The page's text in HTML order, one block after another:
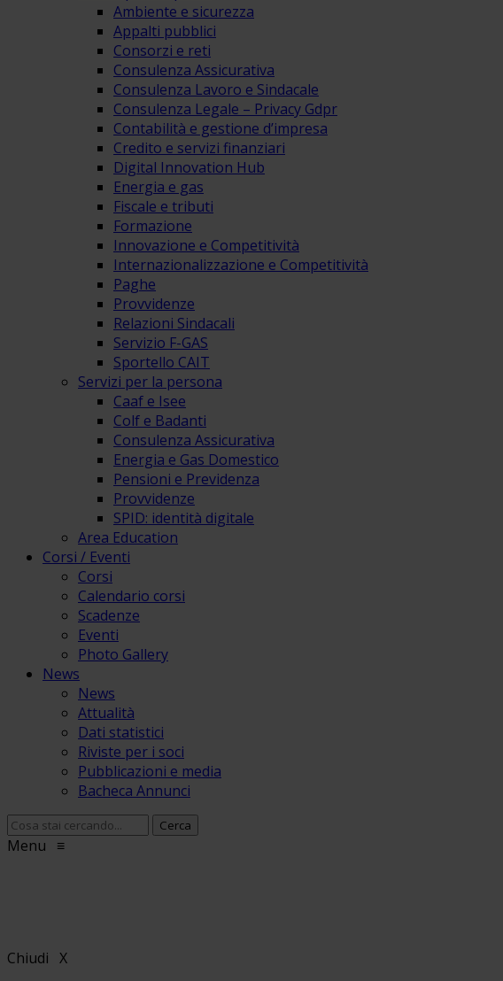
Ambiente e sicurezza
Appalti pubblici
Consorzi e reti
Consulenza Assicurativa
Consulenza Lavoro e Sindacale
Consulenza Legale – Privacy Gdpr
Contabilità e gestione d’impresa
Credito e servizi finanziari
Digital Innovation Hub
Energia e gas
Fiscale e tributi
Formazione
Innovazione e Competitività
Internazionalizzazione e Competitività
Paghe
Provvidenze
Relazioni Sindacali
Servizio F-GAS
Sportello CAIT
Servizi per la persona
Caaf e Isee
Colf e Badanti
Consulenza Assicurativa
Energia e Gas Domestico
Pensioni e Previdenza
Provvidenze
SPID: identità digitale
Area Education
Corsi / Eventi
Corsi
Calendario corsi
Scadenze
Eventi
Photo Gallery
News
News
Attualità
Dati statistici
Riviste per i soci
Pubblicazioni e media
Bacheca Annunci
Menu ≡
Chiudi X